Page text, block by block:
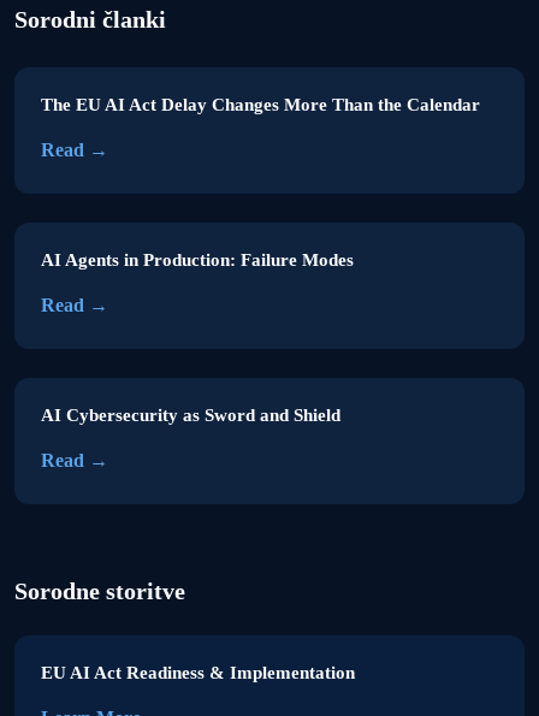
Sorodni članki
The EU AI Act Delay Changes More Than the Calendar
Read →
AI Agents in Production: Failure Modes
Read →
AI Cybersecurity as Sword and Shield
Read →
Sorodne storitve
EU AI Act Readiness & Implementation